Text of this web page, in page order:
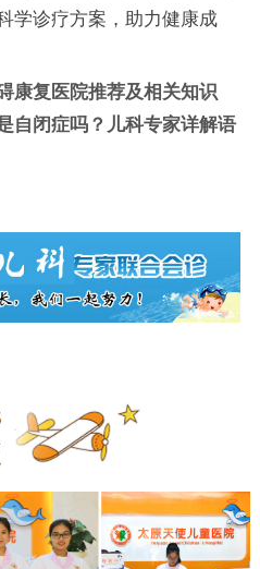
学诊疗方案，助力健康成
康复医院推荐及相关知识
自闭症吗？儿科专家详解语